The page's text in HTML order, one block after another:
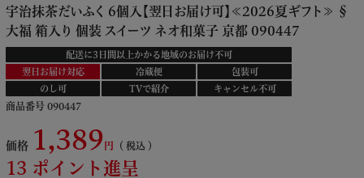
宇治抹茶だいふく 6個入【翌日お届け可】≪2026夏ギフト≫ §
大福 箱入り 個装 スイーツ ネオ和菓子 京都 090447
配送に3日間以上かかる地域のお届け不可
翌日お届け対応
冷蔵便
包装可
のし可
TVで紹介 キャンセル不可
商品番号 090447
価格 1,389 税込
13 ポイント進呈